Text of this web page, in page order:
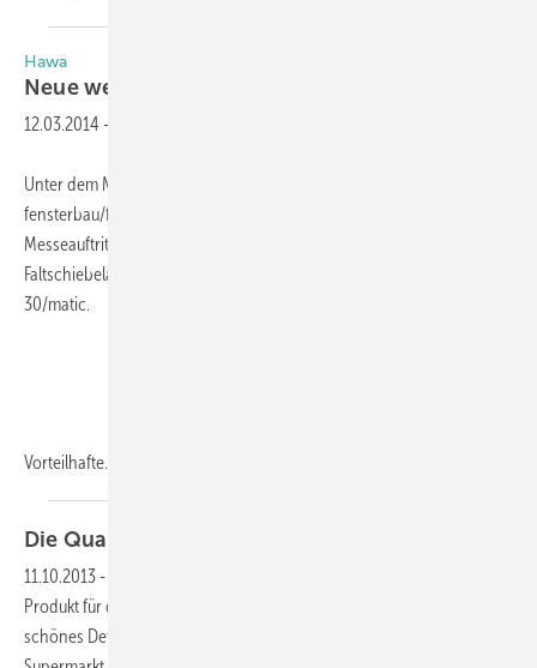
Hawa
Neue wegweisende
12.03.2014 -
Unter dem Motto „Swiss Innovations” will Hawa auf der
fensterbau/frontale gleich drei neue Produkte vorstellen. Im Fokus des
Messeauftritts des Schweizer Herstellers stehe das für frontbündige
Faltschiebeläden bis 30 kg automatisierte Beschlagsystem Frontego
30/matic.
Vorteilhafte...
Die Qualität steckt im
11.10.2013 -
Produkt für den Verbraucher und Nutzer viel attraktiver macht. Ein
schönes Detail habe ich kürzlich in Belgien gesehen, und zwar im